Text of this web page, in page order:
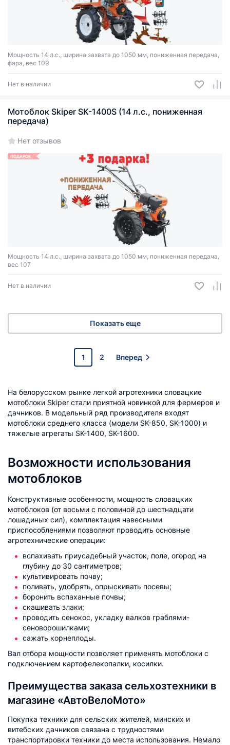
Мощность 14 л.с., ширина захвата до 1050 мм, пониженная передача,
фара, вес 109
Нет в наличии
Мотоблок Skiper SK-1400S (14 л.с., пониженная
передача)
Нет отзывов
ПОДАРОК
Мощность 14 л.с., ширина захвата до 1050 мм, пониженная передача,
вес 107
Нет в наличии
Показать еще
1 2 Вперед
На белорусском рынке легкой агротехники словацкие
мотоблоки Skiper стали приятной новинкой для фермеров и
дачников. В модельный ряд производителя входят
мотоблоки среднего класса (модели SK-850, SK-1000) и
тяжелые агрегаты SK-1400, SK-1600.
Возможности использования
мотоблоков
Конструктивные особенности, мощность словацких
мотоблоков (от восьми с половиной до шестнадцати
лошадиных сил), комплектация навесными
приспособлениями позволяют проводить основные
агротехнические операции:
вспахивать приусадебный участок, поле, огород на
глубину до 30 сантиметров;
культивировать почву;
поливать, удобрять, опрыскивать посевы;
боронить вспаханные почвы;
скашивать злаки;
проводить сенокос, укладку валков граблями-
сеноворошилками;
сажать корнеплоды.
Вал отбора мощности позволяет применять мотоблоки с
подключением картофелекопалки, косилки.
Преимущества заказа сельхозтехники в
магазине «АвтоВелоМото»
Покупка техники для сельских жителей, минских и
витебских дачников связана с трудностями
транспортировки техники до места использования. Немало